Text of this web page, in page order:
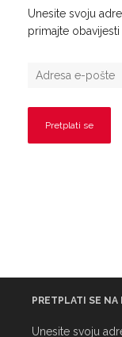
Unesite svoju
primajte
PRETPLATI SE NA
Unesite svoju